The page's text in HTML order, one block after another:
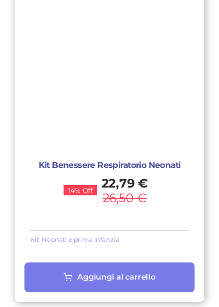
Kit Benessere Respiratorio Neonati
26,50€
Il
prezzo
22,79€
Il
prezzo
14% Off
Kit, Neonati e prima infanzia
Aggiungi al carrello